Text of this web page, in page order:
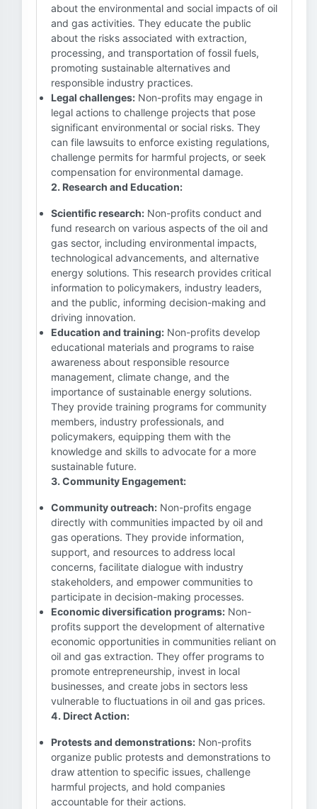
about the environmental and social impacts of oil
and gas activities. They educate the public
about the risks associated with extraction,
processing, and transportation of fossil fuels,
promoting sustainable alternatives and
responsible industry practices.
Legal challenges: Non-profits may engage in
legal actions to challenge projects that pose
significant environmental or social risks. They
can file lawsuits to enforce existing regulations,
challenge permits for harmful projects, or seek
compensation for environmental damage.
2. Research and Education:
Scientific research: Non-profits conduct and
fund research on various aspects of the oil and
gas sector, including environmental impacts,
technological advancements, and alternative
energy solutions. This research provides critical
information to policymakers, industry leaders,
and the public, informing decision-making and
driving innovation.
Education and training: Non-profits develop
educational materials and programs to raise
awareness about responsible resource
management, climate change, and the
importance of sustainable energy solutions.
They provide training programs for community
members, industry professionals, and
policymakers, equipping them with the
knowledge and skills to advocate for a more
sustainable future.
3. Community Engagement:
Community outreach: Non-profits engage
directly with communities impacted by oil and
gas operations. They provide information,
support, and resources to address local
concerns, facilitate dialogue with industry
stakeholders, and empower communities to
participate in decision-making processes.
Economic diversification programs: Non-
profits support the development of alternative
economic opportunities in communities reliant on
oil and gas extraction. They offer programs to
promote entrepreneurship, invest in local
businesses, and create jobs in sectors less
vulnerable to fluctuations in oil and gas prices.
4. Direct Action:
Protests and demonstrations: Non-profits
organize public protests and demonstrations to
draw attention to specific issues, challenge
harmful projects, and hold companies
accountable for their actions.